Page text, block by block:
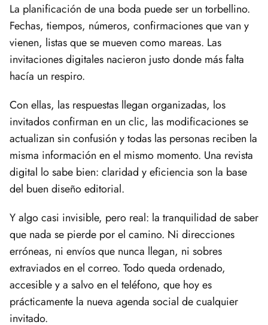
La planificación de una boda puede ser un torbellino.
Fechas, tiempos, números, confirmaciones que van y
vienen, listas que se mueven como mareas. Las
invitaciones digitales nacieron justo donde más falta
hacía un respiro.
Con ellas, las respuestas llegan organizadas, los
invitados confirman en un clic, las modificaciones se
actualizan sin confusión y todas las personas reciben la
misma información en el mismo momento. Una revista
digital lo sabe bien: claridad y eficiencia son la base
del buen diseño editorial.
Y algo casi invisible, pero real: la tranquilidad de saber
que nada se pierde por el camino. Ni direcciones
erróneas, ni envíos que nunca llegan, ni sobres
extraviados en el correo. Todo queda ordenado,
accesible y a salvo en el teléfono, que hoy es
prácticamente la nueva agenda social de cualquier
invitado.